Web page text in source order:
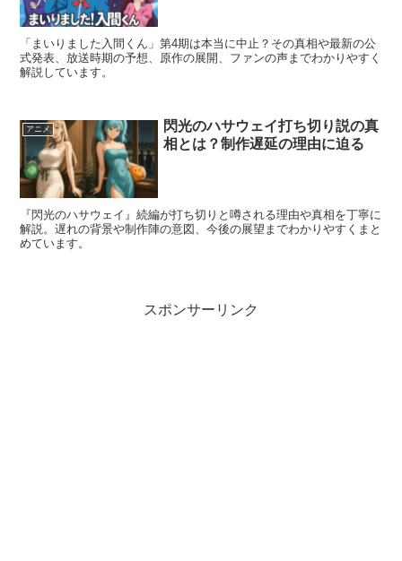
「まいりました入間くん」第4期は本当に中止？その真相や最新の公
式発表、放送時期の予想、原作の展開、ファンの声までわかりやすく
解説しています。
アニメ
閃光のハサウェイ打ち切り説の真
相とは？制作遅延の理由に迫る
『閃光のハサウェイ』続編が打ち切りと噂される理由や真相を丁寧に
解説。遅れの背景や制作陣の意図、今後の展望までわかりやすくまと
めています。
スポンサーリンク